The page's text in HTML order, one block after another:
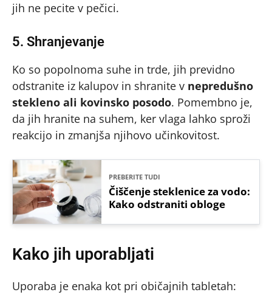
jih ne pecite v pečici.
5. Shranjevanje
Ko so popolnoma suhe in trde, jih previdno
odstranite iz kalupov in shranite v nepredušno
stekleno ali kovinsko posodo. Pomembno je,
da jih hranite na suhem, ker vlaga lahko sproži
reakcijo in zmanjša njihovo učinkovitost.
PREBERITE TUDI
Čiščenje steklenice za vodo:
Kako odstraniti obloge
Kako jih uporabljati
Uporaba je enaka kot pri običajnih tabletah: